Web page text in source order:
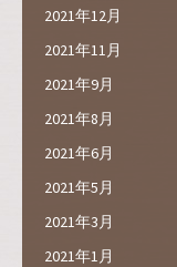
2021年12月
2021年11月
2021年9月
2021年8月
2021年6月
2021年5月
2021年3月
2021年1月